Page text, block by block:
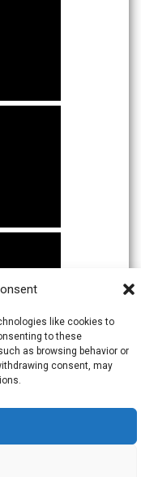
like cookies to
to these
as browsing behavior or
consent, may